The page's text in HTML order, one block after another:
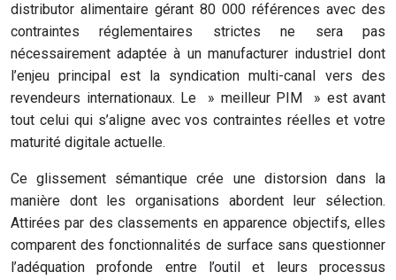
distributor alimentaire gérant 80 000 références avec des
contraintes réglementaires strictes ne sera pas
nécessairement adaptée à un manufacturer industriel dont
l’enjeu principal est la syndication multi-canal vers des
revendeurs internationaux. Le » meilleur PIM » est avant
tout celui qui s’aligne avec vos contraintes réelles et votre
maturité digitale actuelle.
Ce glissement sémantique crée une distorsion dans la
manière dont les organisations abordent leur sélection.
Attirées par des classements en apparence objectifs, elles
comparent des fonctionnalités de surface sans questionner
l’adéquation profonde entre l’outil et leurs processus